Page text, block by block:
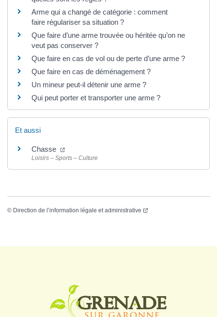
Arme qui a changé de catégorie : comment
faire régulariser sa situation ?
Que faire d’une arme trouvée ou héritée qu’on ne
veut pas conserver ?
Que faire en cas de vol ou de perte d’une arme ?
Que faire en cas de déménagement ?
Un mineur peut-il détenir une arme ?
Qui peut porter et transporter une arme ?
Et aussi
Chasse
Loisirs – Sports – Culture
© Direction de l’information légale et administrative